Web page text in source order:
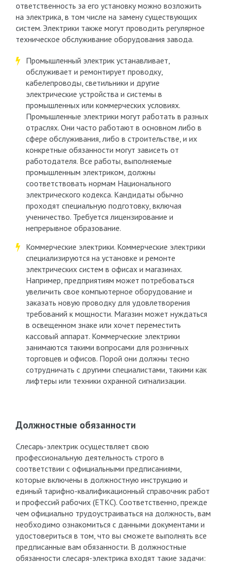
ответственность за его установку можно возложить
на электрика, в том числе на замену существующих
систем. Электрики также могут проводить регулярное
техническое обслуживание оборудования завода.
Промышленный электрик устанавливает,
обслуживает и ремонтирует проводку,
кабелепроводы, светильники и другие
электрические устройства и системы в
промышленных или коммерческих условиях.
Промышленные электрики могут работать в разных
отраслях. Они часто работают в основном либо в
сфере обслуживания, либо в строительстве, и их
конкретные обязанности могут зависеть от
работодателя. Все работы, выполняемые
промышленным электриком, должны
соответствовать нормам Национального
электрического кодекса. Кандидаты обычно
проходят специальную подготовку, включая
ученичество. Требуется лицензирование и
непрерывное образование.
Коммерческие электрики. Коммерческие электрики
специализируются на установке и ремонте
электрических систем в офисах и магазинах.
Например, предприятиям может потребоваться
увеличить свое компьютерное оборудование и
заказать новую проводку для удовлетворения
требований к мощности. Магазин может нуждаться
в освещенном знаке или хочет переместить
кассовый аппарат. Коммерческие электрики
занимаются такими вопросами для розничных
торговцев и офисов. Порой они должны тесно
сотрудничать с другими специалистами, такими как
лифтеры или техники охранной сигнализации.
Должностные обязанности
Слесарь-электрик осуществляет свою
профессиональную деятельность строго в
соответствии с официальными предписаниями,
которые включены в должностную инструкцию и
единый тарифно-квалификационный справочник работ
и профессий рабочих (ЕТКС). Соответственно, прежде
чем официально трудоустраиваться на должность, вам
необходимо ознакомиться с данными документами и
удостовериться в том, что вы сможете выполнять все
предписанные вам обязанности. В должностные
обязанности слесаря-электрика входят такие задачи: